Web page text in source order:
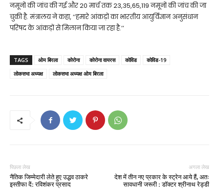
नमूनों की जांच की गई और 20 मार्च तक 23,35,65,119 नमूनों की जांच की जा
चुकी है. मंत्रालय ने कहा, ‘‘हमारे आंकड़ों का भारतीय आयुर्विज्ञान अनुसंधान
परिषद के आंकड़ों से मिलान किया जा रहा है.’’
TAGS ओम बिरला कोरोना कोरोना वायरस कोविड
कोविड-19
लोकसभा अध्यक्ष
लोकसभा अध्यक्ष ओम बिरला
पिछला लेख
नैतिक जिम्मेदारी लेते हुए उद्धव ठाकरे
इस्तीफा दें: रविशंकर प्रसाद
अगला लेख
देश में तीन नए प्रकार के स्ट्रेन आये हैं, अतः
सावधानी जरूरी : डॉक्टर श्रीनाथ रेड्डी